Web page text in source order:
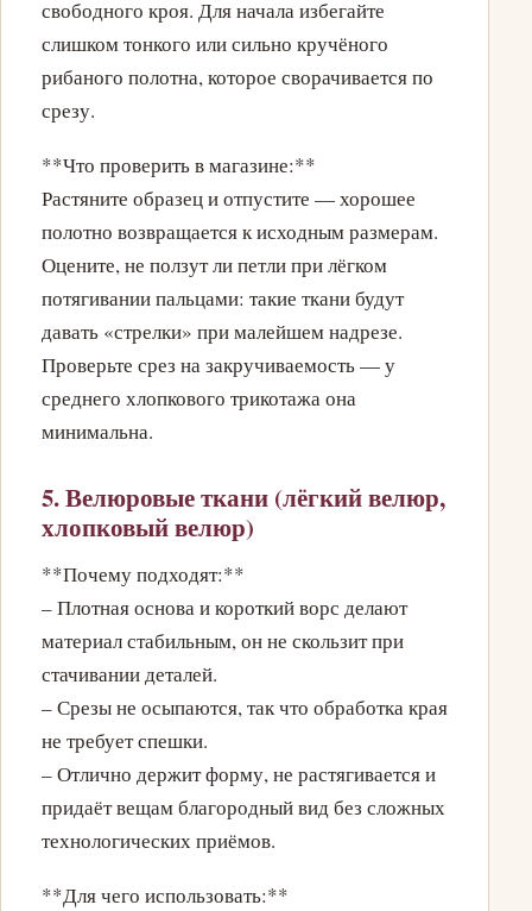
свободного кроя. Для начала избегайте
слишком тонкого или сильно кручёного
рибаного полотна, которое сворачивается по
срезу.
**Что проверить в магазине:**
Растяните образец и отпустите — хорошее
полотно возвращается к исходным размерам.
Оцените, не ползут ли петли при лёгком
потягивании пальцами: такие ткани будут
давать «стрелки» при малейшем надрезе.
Проверьте срез на закручиваемость — у
среднего хлопкового трикотажа она
минимальна.
5. Велюровые ткани (лёгкий велюр,
хлопковый велюр)
**Почему подходят:**
– Плотная основа и короткий ворс делают
материал стабильным, он не скользит при
стачивании деталей.
– Срезы не осыпаются, так что обработка края
не требует спешки.
– Отлично держит форму, не растягивается и
придаёт вещам благородный вид без сложных
технологических приёмов.
**Для чего использовать:**